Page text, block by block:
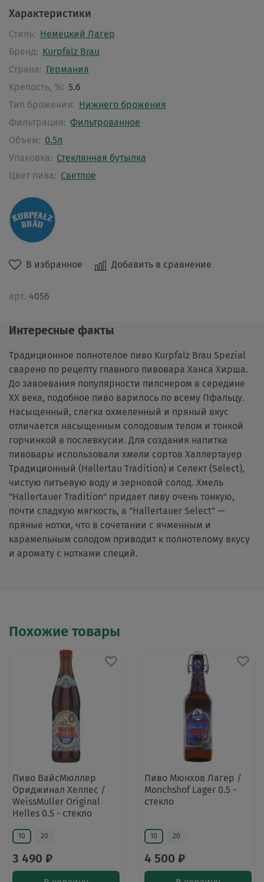
В избранное Добавить в сравнение
арт. 4056
Характеристики
Стиль: Немецкий Лагер
Бренд: Kurpfalz Brau
Страна: Германия
Крепость, %: 5.6
Тип брожения: Нижнего брожения
Фильтрация: Фильтрованное
Объем: 0.5л
Упаковка: Стеклянная бутылка
Цвет пива: Светлое
Интересные факты
Традиционное полнотелое пиво Kurpfalz Brau Spezial
сварено по рецепту главного пивовара Ханса Хирша.
До завоевания популярности пилснером в середине
ХХ века, подобное пиво варилось по всему Пфальцу.
Насыщенный, слегка охмеленный и пряный вкус
отличается насыщенным солодовым телом и тонкой
горчинкой в ​​послевкусии. Для создания напитка
пивовары использовали хмели сортов Халлертауер
Традиционный (Hallertau Tradition) и Селект (Select),
чистую питьевую воду и зерновой солод. Хмель
"Hallertauer Tradition" придает пиву очень тонкую,
почти сладкую мягкость, а "Hallertauer Select" —
пряные нотки, что в сочетании с ячменным и
карамельным солодом приводит к полнотелому вкусу
и аромату с нотками специй.
Похожие товары
Пиво ВайсМюллер
Ориджинал Хеллес /
WeissMuller Original
Helles 0.5 - стекло
10 20
3 490 ₽
Пиво Мюнхов Лагер /
Monchshof Lager 0.5 -
стекло
10 20
4 500 ₽